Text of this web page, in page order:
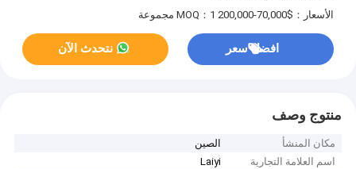
الأسعار：$70,000-200,000 MOQ：1 مجموعة
افضل سعر نتحدث الآن
منتوج وصف
مكان المنشأ
الصين
اسم العلامة التجارية
Laiyi